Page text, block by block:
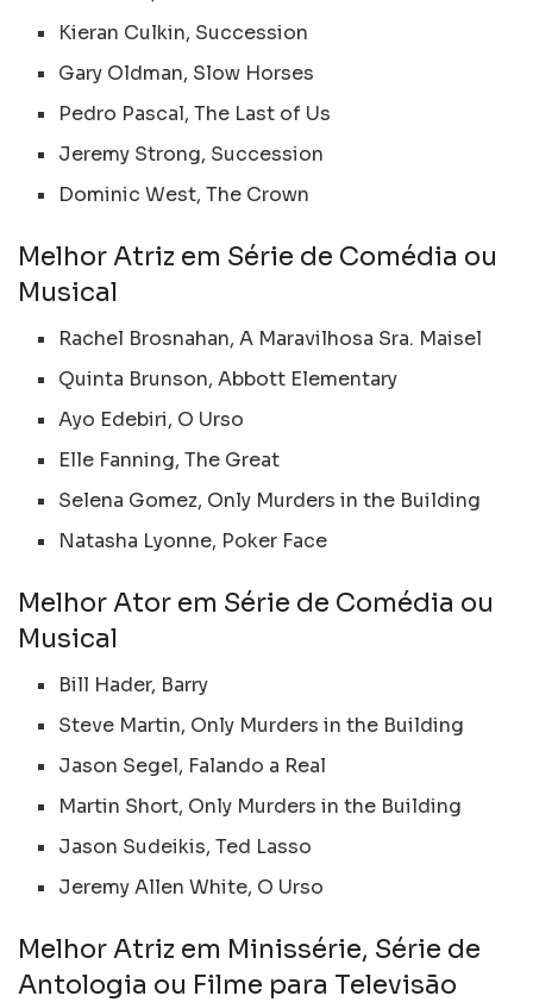
Kieran Culkin, Succession
Gary Oldman, Slow Horses
Pedro Pascal, The Last of Us
Jeremy Strong, Succession
Dominic West, The Crown
Melhor Atriz em Série de Comédia ou
Musical
Rachel Brosnahan, A Maravilhosa Sra. Maisel
Quinta Brunson, Abbott Elementary
Ayo Edebiri, O Urso
Elle Fanning, The Great
Selena Gomez, Only Murders in the Building
Natasha Lyonne, Poker Face
Melhor Ator em Série de Comédia ou
Musical
Bill Hader, Barry
Steve Martin, Only Murders in the Building
Jason Segel, Falando a Real
Martin Short, Only Murders in the Building
Jason Sudeikis, Ted Lasso
Jeremy Allen White, O Urso
Melhor Atriz em Minissérie, Série de
Antologia ou Filme para Televisão